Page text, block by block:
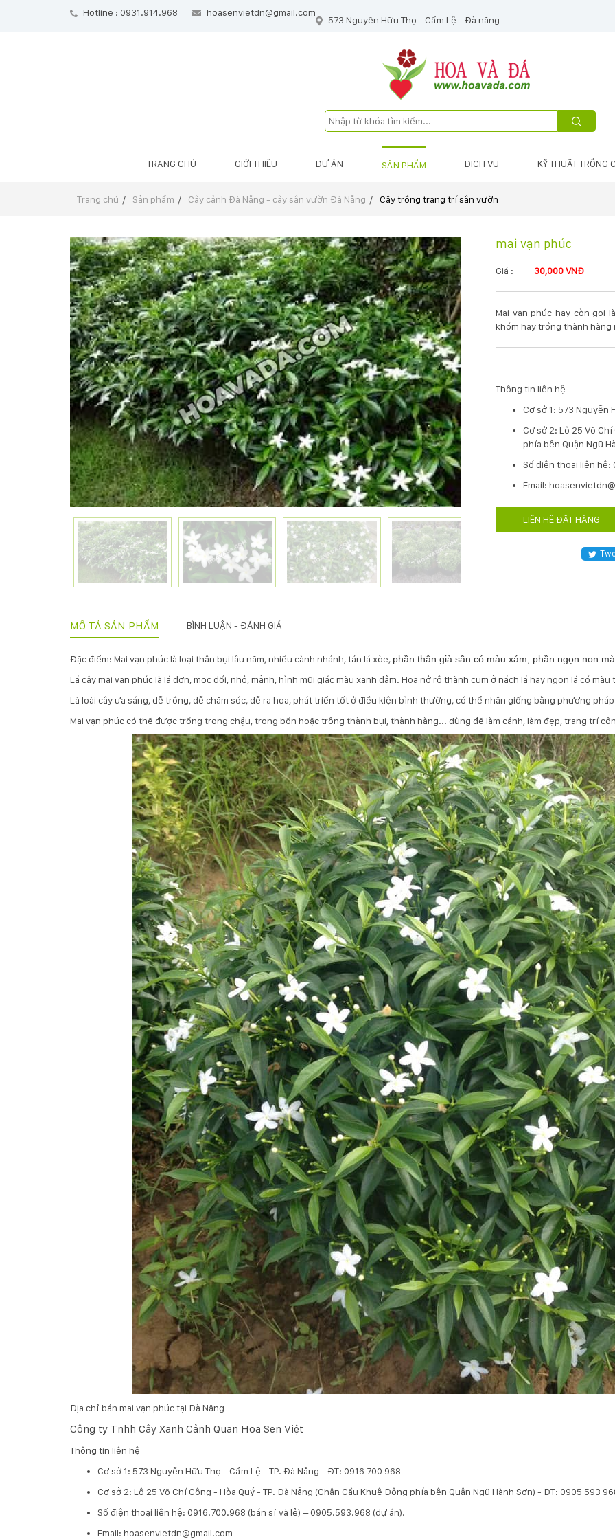
Hotline : 0931.914.968 hoasenvietdn@gmail.com
573 Nguyễn Hữu Thọ - Cẩm Lệ - Đà nẵng
TRANG CHỦ GIỚI THIỆU DỰ ÁN SẢN PHẨM DỊCH VỤ KỸ THUẬT TRỒNG
Trang chủ Sản phẩm Cây cảnh Đà Nẵng - cây sân vườn Đà Nẵng Cây trồng trang trí sân vườn
mai vạn phúc
Giá : 30,000 VNĐ
Mai vạn phúc hay còn gọi
khóm hay trồng thành
Thông tin liên hệ
Cơ sở 1: 573 Nguyễn
Cơ sở 2: Lô 25 Võ
phía bên Quận Ngũ
​Số điện thoại liên hệ:
Email:
LIÊN HỆ ĐẶT HÀNG
MÔ TẢ SẢN PHẨM BÌNH LUẬN - ĐÁNH GIÁ
Đặc điểm: Mai vạn phúc là loại thân bụi lâu năm, nhiều cành nhánh, tán lá xòe, phần thân già sần có màu xám, phần ngọn non
Lá cây mai vạn phúc là lá đơn, mọc đối, nhỏ, mảnh, hình mũi giác màu xanh đậm. Hoa nở rộ thành cụm ở nách lá hay ngọn lá có
Là loài cây ưa sáng, dễ trồng, dễ chăm sóc, dễ ra hoa, phát triển tốt ở điều kiện bình thường, có thể nhân giống bằng phương
Mai vạn phúc có thể được trồng trong chậu, trong bồn hoặc trông thành bụi, thành hàng... dùng để làm cảnh, làm đẹp, trang trí
Địa chỉ bán mai vạn phúc tại Đà Nẵng
Công ty Tnhh Cây Xanh Cảnh Quan Hoa Sen Việt
Thông tin liên hệ
Cơ sở 1: 573 Nguyễn Hữu Thọ - Cẩm Lệ - TP. Đà Nẵng - ĐT: 0916 700 968
Cơ sở 2: Lô 25 Võ Chí Công - Hòa Quý - TP. Đà Nẵng (Chân Cầu Khuê Đông phía bên Quận Ngũ Hành Sơn) - ĐT: 0905 593
​Số điện thoại liên hệ: 0916.700.968 (bán sỉ và lẻ) – 0905.593.968 (dự án).
Email: hoasenvietdn@gmail.com